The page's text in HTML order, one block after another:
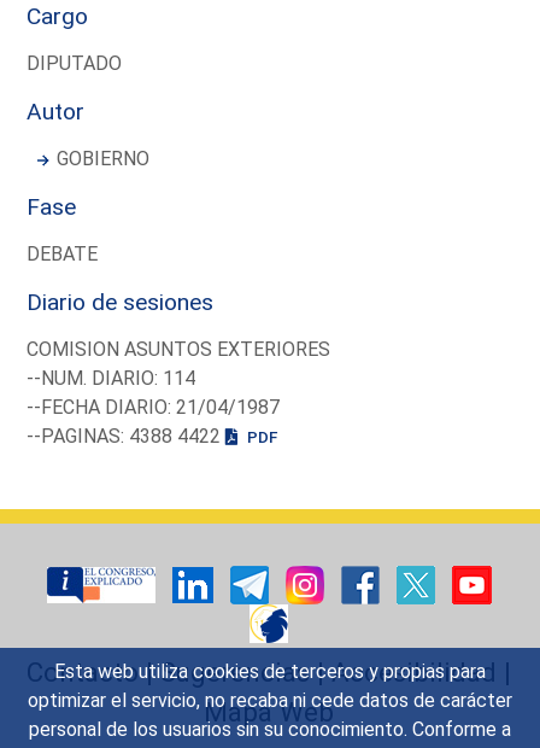
Esta web utiliza cookies de terceros y propias para
optimizar el servicio, no recaba ni cede datos de carácter
personal de los usuarios sin su conocimiento. Conforme a
Cargo
DIPUTADO
Autor
GOBIERNO
Fase
DEBATE
Diario de sesiones
COMISION ASUNTOS EXTERIORES
--NUM. DIARIO: 114
--FECHA DIARIO: 21/04/1987
--PAGINAS: 4388 4422
PDF
Contacto|Sugerencias|Accesibilidad |
Mapa Web